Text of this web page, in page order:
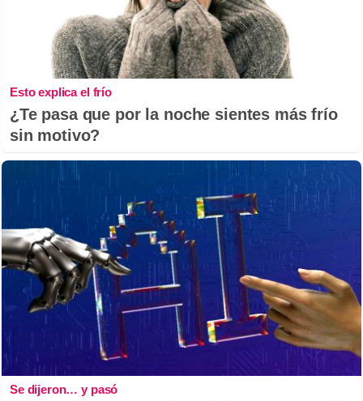
Esto explica el frío
¿Te pasa que por la noche sientes más frío
sin motivo?
Se dijeron… y pasó